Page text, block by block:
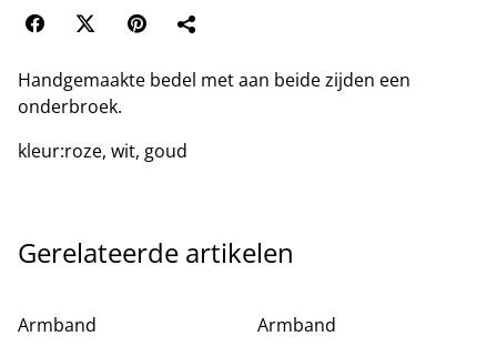
Handgemaakte bedel met aan beide zijden een
onderbroek.
kleur:roze, wit, goud
Gerelateerde artikelen
Armband
Armband